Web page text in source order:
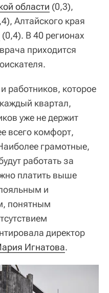
области (0,3),
Алтайского края
(0,4). В 40 регионах
приходится
работников, которое
квартал,
уже не держит
всего комфорт,
грамотные,
работать за
платить выше
и
понятным
директор
Игнатова.